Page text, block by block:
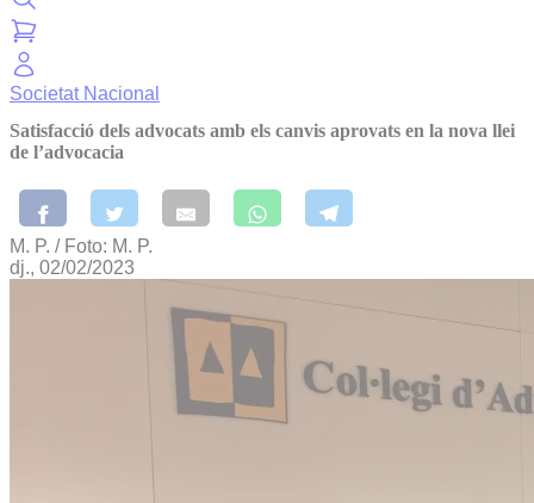
Societat Nacional
Satisfacció dels advocats amb els canvis aprovats en la nova llei
de l’advocacia
M. P. / Foto: M. P.
dj., 02/02/2023